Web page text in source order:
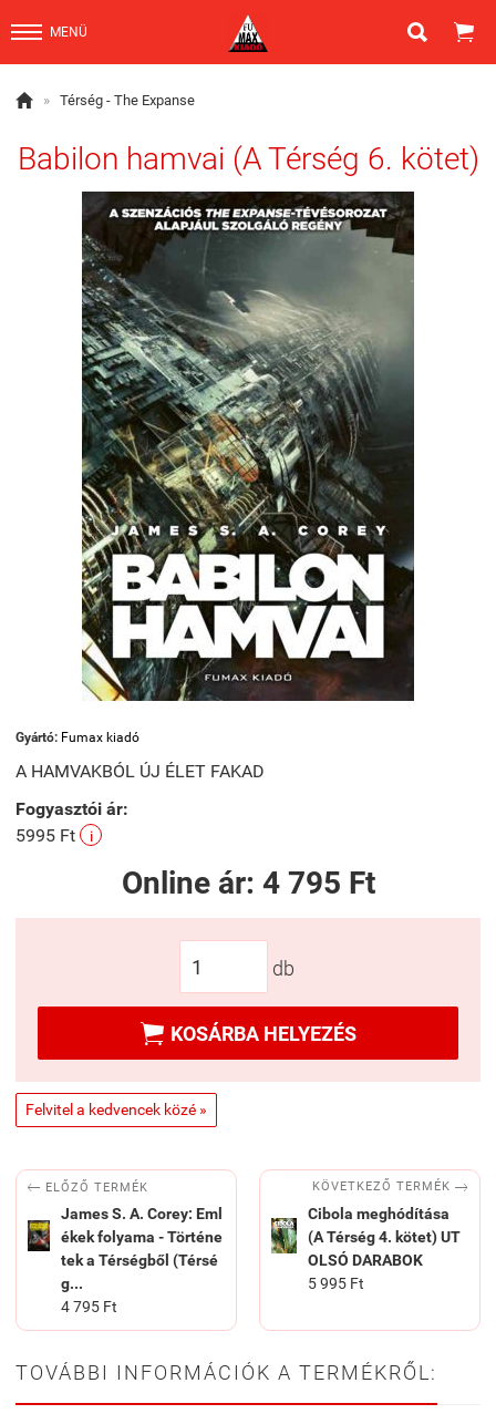
MENÜ  
 » Térség - The Expanse
Babilon hamvai (A Térség 6. kötet)
Gyártó: Fumax kiadó
A HAMVAKBÓL ÚJ ÉLET FAKAD
Fogyasztói ár:
5995 Ft
i
Online ár: 4 795 Ft
db
 KOSÁRBA HELYEZÉS
Felvitel a kedvencek közé »
 ELŐZŐ TERMÉK
James S. A. Corey: Eml
ékek folyama - Történe
tek a Térségből (Térsé
g...
4 795 Ft
KÖVETKEZŐ TERMÉK 
Cibola meghódítása
(A Térség 4. kötet) UT
OLSÓ DARABOK
5 995 Ft
TOVÁBBI INFORMÁCIÓK A TERMÉKRŐL: